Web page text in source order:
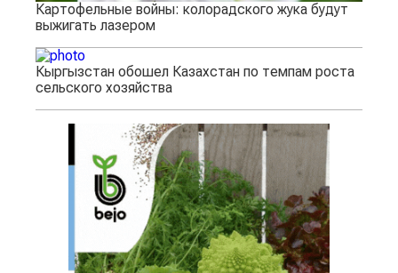
Картофельные войны: колорадского жука будут
выжигать лазером
Кыргызстан обошел Казахстан по темпам роста
сельского хозяйства